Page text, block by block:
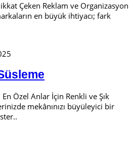
Çeken Reklam ve Organizasyon
en büyük ihtiyacı; fark
Özel Anlar İçin Renkli ve Şık
mekânınızı büyüleyici bir